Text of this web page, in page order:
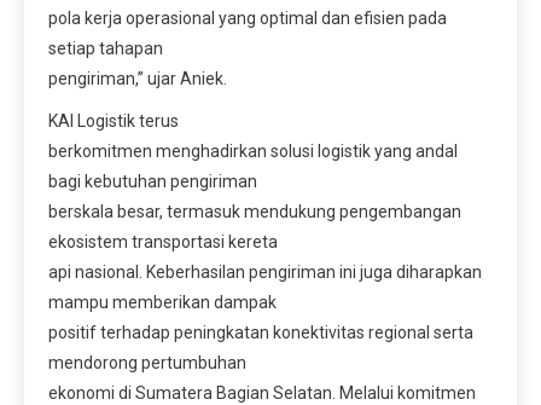
pola kerja operasional yang optimal dan efisien pada
setiap tahapan
pengiriman,” ujar Aniek.
KAI Logistik terus
berkomitmen menghadirkan solusi logistik yang andal
bagi kebutuhan pengiriman
berskala besar, termasuk mendukung pengembangan
ekosistem transportasi kereta
api nasional. Keberhasilan pengiriman ini juga diharapkan
mampu memberikan dampak
positif terhadap peningkatan konektivitas regional serta
mendorong pertumbuhan
ekonomi di Sumatera Bagian Selatan. Melalui komitmen